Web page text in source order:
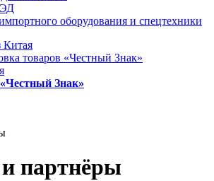
оборудования и спецтехники
Китая
товаров «Честный Знак»
Знак»
партнёры